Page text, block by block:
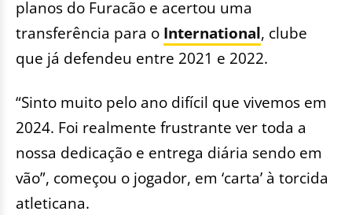
planos do Furacão e acertou uma
transferência para o International, clube
que já defendeu entre 2021 e 2022.
“Sinto muito pelo ano difícil que vivemos em
2024. Foi realmente frustrante ver toda a
nossa dedicação e entrega diária sendo em
vão”, começou o jogador, em ‘carta’ à torcida
atleticana.